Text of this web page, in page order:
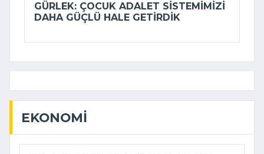
GÜRLEK: ÇOCUK ADALET SISTEMIMIZI
DAHA GÜÇLÜ HALE GETIRDIK
EKONOMI